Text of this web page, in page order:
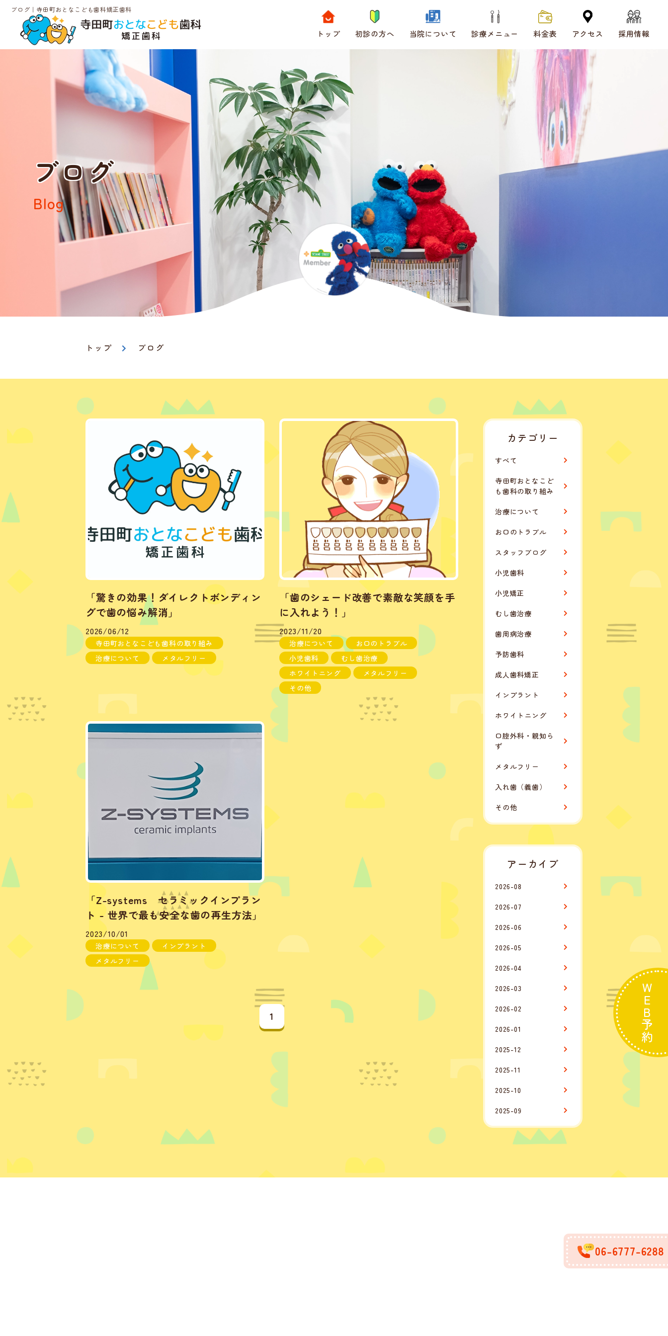
ブログ｜寺田町おとなこども歯科矯正歯科
トップ 初診の方へ 当院について 診療メニュー 料金表 アクセス 採用情報
WEB予約
06-6777-6288
ブログ
Blog
トップ ブログ
「驚きの効果！ダイレクトボンディン
グで歯の悩み解消」
2026/06/12
寺田町おとなこども歯科の取り組み
治療について
メタルフリー
「歯のシェード改善で素敵な笑顔を手
に入れよう！」
2023/11/20
治療について
お口のトラブル
小児歯科
むし歯治療
ホワイトニング
メタルフリー
その他
「Z-systems セラミックインプラン
ト - 世界で最も安全な歯の再生方法」
2023/10/01
治療について
インプラント
メタルフリー
1
カテゴリー
すべて
寺田町おとなこど
も歯科の取り組み
治療について
お口のトラブル
スタッフブログ
小児歯科
小児矯正
むし歯治療
歯周病治療
予防歯科
成人歯科矯正
インプラント
ホワイトニング
口腔外科・親知ら
ず
メタルフリー
入れ歯（義歯）
その他
アーカイブ
2026-08
2026-07
2026-06
2026-05
2026-04
2026-03
2026-02
2026-01
2025-12
2025-11
2025-10
2025-09